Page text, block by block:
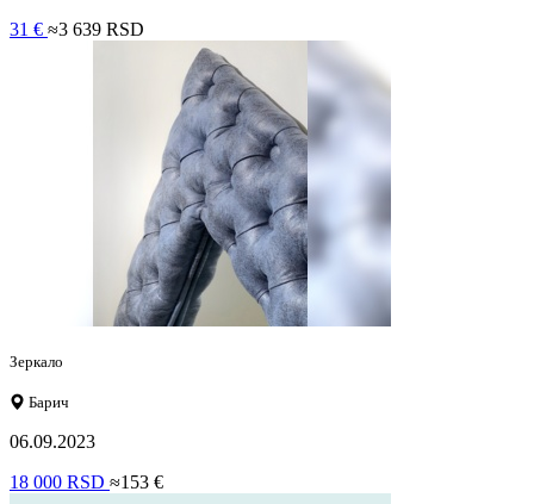
31 € ≈3 639 RSD
Зеркало
Барич
06.09.2023
18 000 RSD ≈153 €